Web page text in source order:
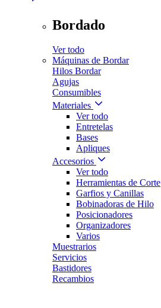
Bordado
Ver todo
Máquinas de Bordar
Hilos Bordar
Agujas
Consumibles
Materiales
Ver todo
Entretelas
Bases
Apliques
Accesorios
Ver todo
Herramientas de Corte
Garfios y Canillas
Bobinadoras de Hilo
Posicionadores
Organizadores
Varios
Muestrarios
Servicios
Bastidores
Recambios